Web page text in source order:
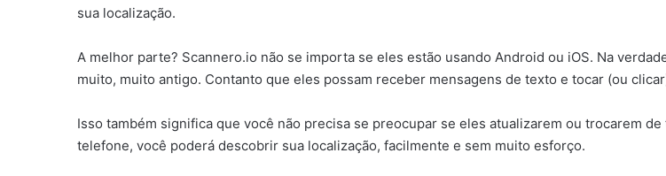
sua localização.
A melhor parte? Scannero.io não se importa se eles estão usando Android ou iOS. Na
muito, muito antigo. Contanto que eles possam receber mensagens de texto e tocar (ou
Isso também significa que você não precisa se preocupar se eles atualizarem ou trocarem
telefone, você poderá descobrir sua localização, facilmente e sem muito esforço.